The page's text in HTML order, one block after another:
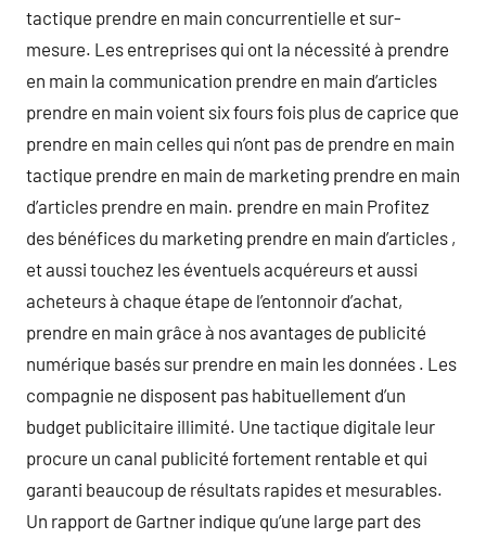
tactique prendre en main concurrentielle et sur-
mesure. Les entreprises qui ont la nécessité à prendre
en main la communication prendre en main d’articles
prendre en main voient six fours fois plus de caprice que
prendre en main celles qui n’ont pas de prendre en main
tactique prendre en main de marketing prendre en main
d’articles prendre en main. prendre en main Profitez
des bénéfices du marketing prendre en main d’articles ,
et aussi touchez les éventuels acquéreurs et aussi
acheteurs à chaque étape de l’entonnoir d’achat,
prendre en main grâce à nos avantages de publicité
numérique basés sur prendre en main les données . Les
compagnie ne disposent pas habituellement d’un
budget publicitaire illimité. Une tactique digitale leur
procure un canal publicité fortement rentable et qui
garanti beaucoup de résultats rapides et mesurables.
Un rapport de Gartner indique qu’une large part des